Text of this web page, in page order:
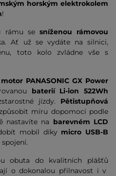
horským elektrokolem
!
rámu se sníženou rámovou
Ať už se vydáte na silnici,
toto kolo zvládne vše s
PANASONIC GX Power
baterií Li-ion 522Wh
jízdy. Pětistupňová
míru dopomoci podle
nastavíte na barevném LCD
mobil díky micro USB-B
obuta do kvalitních plášťů
o dokonalou přilnavost i v